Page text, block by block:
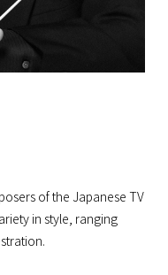
of the Japanese TV
in style, ranging